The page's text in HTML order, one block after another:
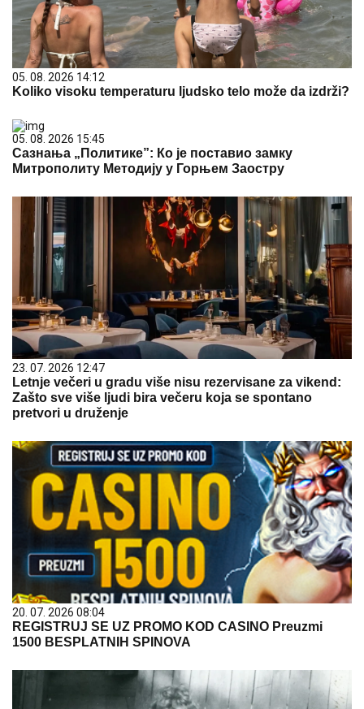
05. 08. 2026 14:12
Koliko visoku temperaturu ljudsko telo može da izdrži?
05. 08. 2026 15:45
Сазнања „Политике”: Ко је поставио замку
Митрополиту Методију у Горњем Заостру
23. 07. 2026 12:47
Letnje večeri u gradu više nisu rezervisane za vikend:
Zašto sve više ljudi bira večeru koja se spontano
pretvori u druženje
20. 07. 2026 08:04
REGISTRUJ SE UZ PROMO KOD CASINO Preuzmi
1500 BESPLATNIH SPINOVA